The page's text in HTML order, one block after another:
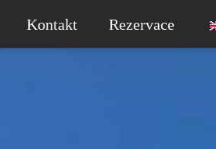
Kontakt Rezervace